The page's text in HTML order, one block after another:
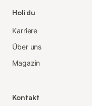
Holidu
Karriere
Über uns
Magazin
Kontakt